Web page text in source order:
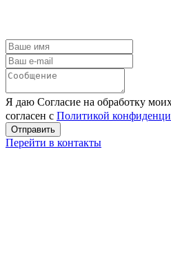
Я даю Согласие на обработку
согласен с Политикой
Перейти в контакты